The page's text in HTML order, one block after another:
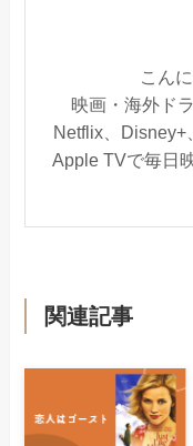
こん
映画・海外ド
Netflix、Disney+
Apple TVで毎日
関連記事